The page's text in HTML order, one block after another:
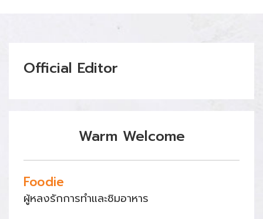
Official Editor
Warm Welcome
Foodie
ผู้หลงรักการทำและชิมอาหาร